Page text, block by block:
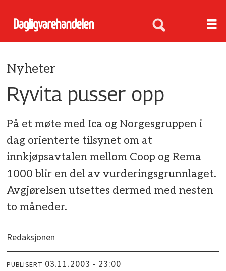
Nyheter
Ryvita pusser opp
På et møte med Ica og Norgesgruppen i
dag orienterte tilsynet om at
innkjøpsavtalen mellom Coop og Rema
1000 blir en del av vurderingsgrunnlaget.
Avgjørelsen utsettes dermed med nesten
to måneder.
Redaksjonen
PUBLISERT 03.11.2003 - 23:00